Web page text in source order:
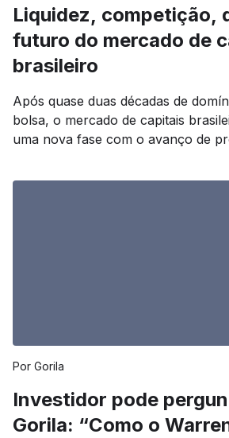
Liquidez, competição,
futuro do mercado de
brasileiro
Após quase duas décadas de
bolsa, o mercado de capitais
uma nova fase com o avanço de
competição em um setor
mais do que uma questão
Por Gorila
Investidor pode
Gorila: “Como o